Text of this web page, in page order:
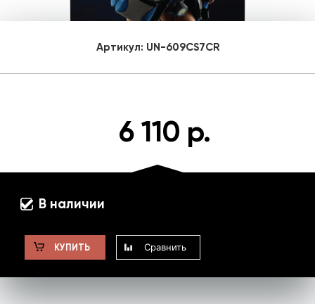
Артикул: UN-609CS7CR
6 110 р.
В наличии
КУПИТЬ Сравнить